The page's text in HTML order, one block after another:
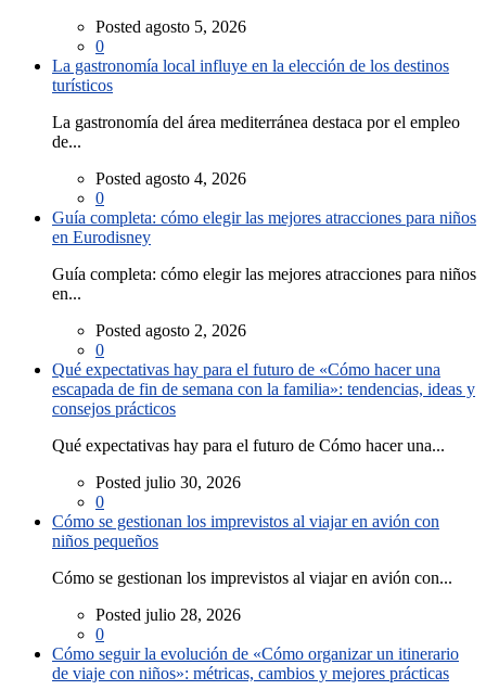
Posted agosto 5, 2026
0
La gastronomía local influye en la elección de los destinos
turísticos
La gastronomía del área mediterránea destaca por el empleo
de...
Posted agosto 4, 2026
0
Guía completa: cómo elegir las mejores atracciones para niños
en Eurodisney
Guía completa: cómo elegir las mejores atracciones para niños
en...
Posted agosto 2, 2026
0
Qué expectativas hay para el futuro de «Cómo hacer una
escapada de fin de semana con la familia»: tendencias, ideas y
consejos prácticos
Qué expectativas hay para el futuro de Cómo hacer una...
Posted julio 30, 2026
0
Cómo se gestionan los imprevistos al viajar en avión con
niños pequeños
Cómo se gestionan los imprevistos al viajar en avión con...
Posted julio 28, 2026
0
Cómo seguir la evolución de «Cómo organizar un itinerario
de viaje con niños»: métricas, cambios y mejores prácticas